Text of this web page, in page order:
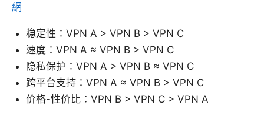
網
稳定性：VPN A > VPN B > VPN C
速度：VPN A ≈ VPN B > VPN C
隐私保护：VPN A > VPN B ≈ VPN C
跨平台支持：VPN A ≈ VPN B > VPN C
价格-性价比：VPN B > VPN C > VPN A